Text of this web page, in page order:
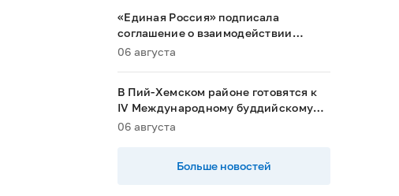
«Единая Россия» подписала
соглашение о взаимодействии
между Общественной палатой РФ и
06 августа
В Пий-Хемском районе готовятся к
IV Международному буддийскому
форуму
06 августа
Больше новостей